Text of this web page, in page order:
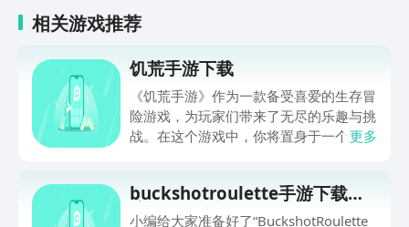
相关游戏推荐
饥荒手游下载
《饥荒手游》作为一款备受喜爱的生存冒
险游戏，为玩家们带来了无尽的乐趣与挑
战。在这个游戏中，你将置身于一个荒芜
物。绚丽的画面和逼真的音效让你仿佛身
临其境，体验真实的求生之旅。无论是探
更多
buckshotroulette手游下载链
接
小编给大家准备好了“BuckshotRoulette